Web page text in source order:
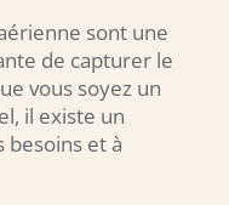
sont une
de capturer le
vous soyez un
il existe un
et à